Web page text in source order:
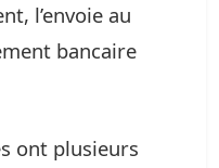
l’envoie au
bancaire
ont plusieurs